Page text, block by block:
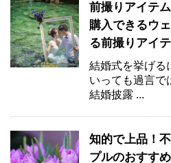
前撮りアイテ
購入できるウ
る前撮りアイ
結婚式を挙げる
いっても過言で
結婚披露 ...
知的で上品！
プルのおすす